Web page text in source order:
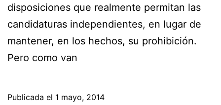
disposiciones que realmente permitan las
candidaturas independientes, en lugar de
mantener, en los hechos, su prohibición.
Pero como van
Publicada el 1 mayo, 2014